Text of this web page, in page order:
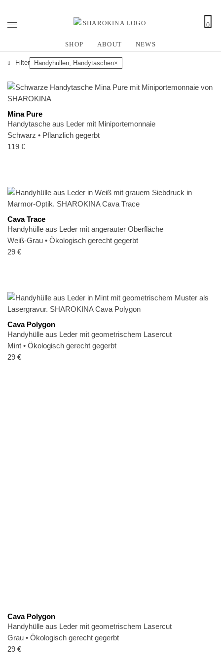
Z
I
h
a
t
s
p
r
g
e
n
0
SHOP ABOUT NEWS
Filter Handyhüllen, Handytaschen×
Mina Pure
Handytasche aus Leder mit Miniportemonnaie
Schwarz • Pflanzlich gegerbt
119 €
Cava Trace
Handyhülle aus Leder mit angerauter Oberfläche
Weiß-Grau • Ökologisch gerecht gegerbt
29 €
Cava Polygon
Handyhülle aus Leder mit geometrischem Lasercut
Mint • Ökologisch gerecht gegerbt
29 €
Cava Polygon
Handyhülle aus Leder mit geometrischem Lasercut
Grau • Ökologisch gerecht gegerbt
29 €